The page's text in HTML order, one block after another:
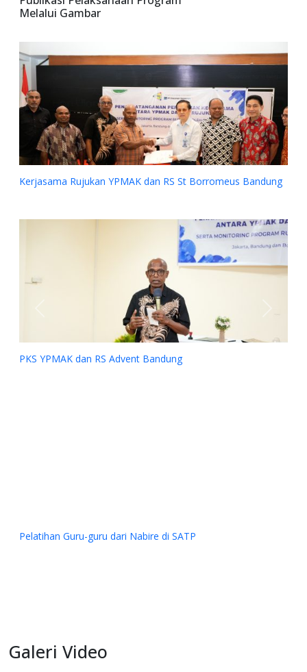
Melalui Gambar
Rujukan YPMAK dan RS St Borromeus Bandung
dan RS Advent Bandung
Guru-guru dari Nabire di SATP
Galeri Video